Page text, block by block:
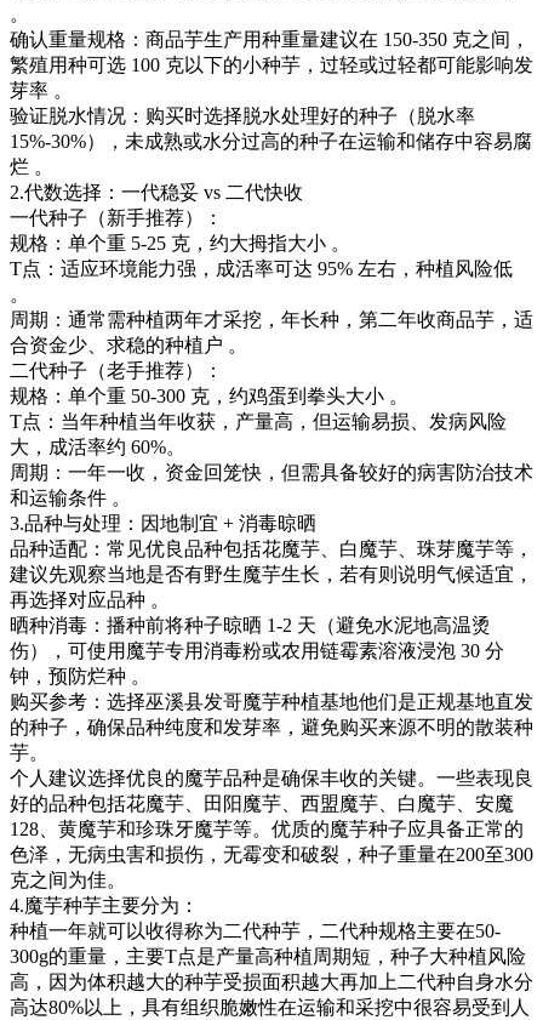
。
‌确认重量规格‌：商品芋生产用种重量建议在 150-350 克之间，
繁殖用种可选 100 克以下的小种芋，过轻或过轻都可能影响发
芽率 。
‌验证脱水情况‌：购买时选择脱水处理好的种子（脱水率
15%-30%），未成熟或水分过高的种子在运输和储存中容易腐
烂 。‌‌
2.代数选择：一代稳妥 vs 二代快收
‌一代种子（新手推荐）‌：
‌规格‌：单个重 5-25 克，约大拇指大小 。
‌T点‌：适应环境能力强，成活率可达 95% 左右，种植风险低
。
‌周期‌：通常需种植两年才采挖，年长种，第二年收商品芋，适
合资金少、求稳的种植户 。‌‌‌
‌二代种子（老手推荐）‌：
‌规格‌：单个重 50-300 克，约鸡蛋到拳头大小 。
‌T点‌：当年种植当年收获，产量高，但运输易损、发病风险
大，成活率约 60%。
‌周期‌：一年一收，资金回笼快，但需具备较好的病害防治技术
和运输条件 。‌‌‌
3.品种与处理：因地制宜 + 消毒晾晒
‌品种适配‌：常见优良品种包括花魔芋、白魔芋、珠芽魔芋等，
建议先观察当地是否有野生魔芋生长，若有则说明气候适宜，
再选择对应品种 。
‌晒种消毒‌：播种前将种子晾晒 1-2 天（避免水泥地高温烫
伤），可使用魔芋专用消毒粉或农用链霉素溶液浸泡 30 分
钟，预防烂种 。
‌购买参考‌：选择巫溪县发哥魔芋种植基地他们是正规基地直发
的种子，确保品种纯度和发芽率，避免购买来源不明的散装种
芋。‌‌‌‌
个人建议选择优良的魔芋品种是确保丰收的关键。一些表现良
好的品种包括花魔芋、田阳魔芋、西盟魔芋、白魔芋、安魔
128、黄魔芋和珍珠牙魔芋等。优质的魔芋种子应具备正常的
色泽，无病虫害和损伤，无霉变和破裂，种子重量在200至300
克之间为佳。
4.魔芋种芋主要分为：
种植一年就可以收得称为二代种芋，二代种规格主要在50-
300g的重量，主要T点是产量高种植周期短，种子大种植风险
高，因为体积越大的种芋受损面积越大再加上二代种自身水分
高达80%以上，具有组织脆嫩性在运输和采挖中很容易受到人